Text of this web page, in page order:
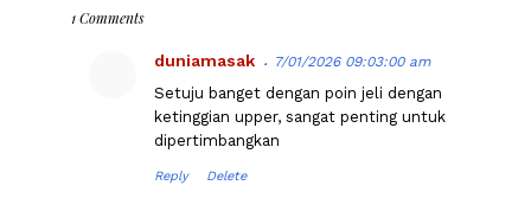
1 Comments
duniamasak 7/01/2026 09:03:00 am
Setuju banget dengan poin jeli dengan
ketinggian upper, sangat penting untuk
dipertimbangkan
Reply Delete